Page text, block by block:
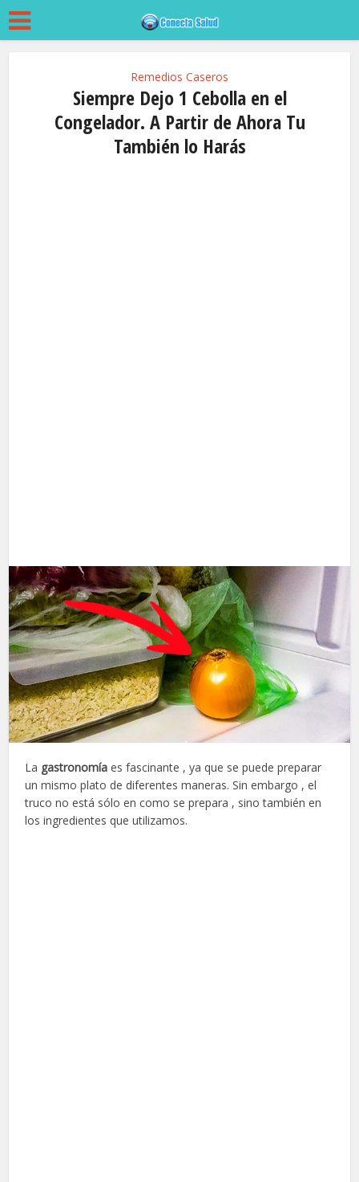
Remedios Caseros
Siempre Dejo 1 Cebolla en el
Congelador. A Partir de Ahora Tu
También lo Harás
La gastronomía es fascinante , ya que se puede preparar
un mismo plato de diferentes maneras. Sin embargo , el
truco no está sólo en como se prepara , sino también en
los ingredientes que utilizamos.